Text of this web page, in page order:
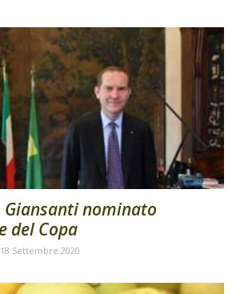
nominato
del Copa
18 Settembre 2020